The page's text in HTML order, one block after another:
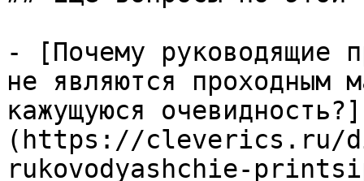
- [Почему
не являются проходным
кажущуюся очевидность?]
(https://cleverics.ru/
rukovodyashchie-